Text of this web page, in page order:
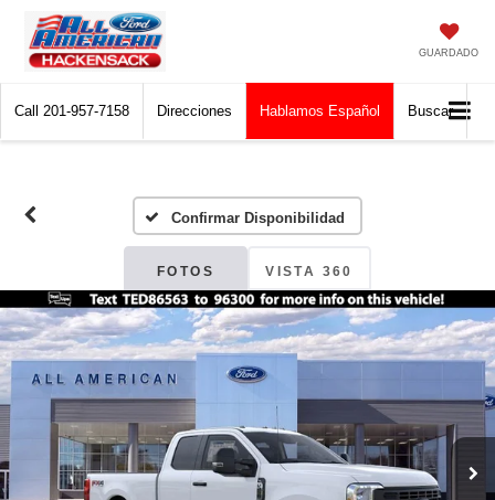
GUARDADO
Call 201-957-7158 Direcciones Hablamos Español Buscar
Confirmar Disponibilidad
FOTOS VISTA 360